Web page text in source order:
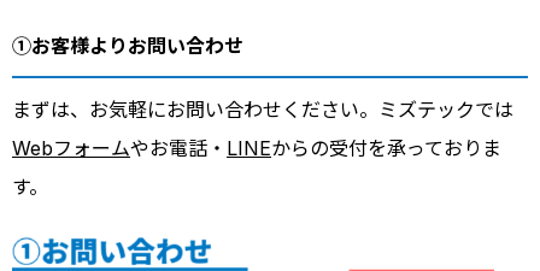
①お客様よりお問い合わせ
まずは、お気軽にお問い合わせください。ミズテックでは
Webフォームやお電話・ LINEからの受付を承っておりま
す。